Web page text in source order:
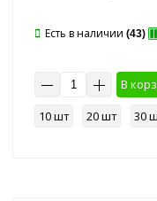
Есть в наличии (43)
В
10 шт
20 шт 30